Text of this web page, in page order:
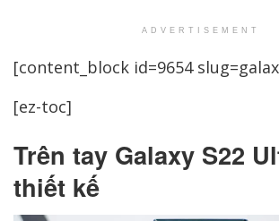
ADVERTISEMENT
[content_block id=9654
[ez-toc]
Trên tay Galaxy S22
thiết kế